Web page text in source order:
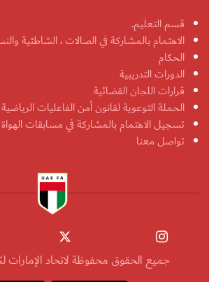
قسم التعليم.
الاهتمام بالمشاركة في الصالات ، الشاطئية
الحكام
الدورات التدريبية
قرارات اللجان القضائية
الحملة التوعوية لقانون أمن الفاعليات الرياضية
تسجيل الاهتمام بالمشاركة في مسابقات
تواصل معنا
جميع الحقوق محفوظة لاتحاد الإمارات لكرة